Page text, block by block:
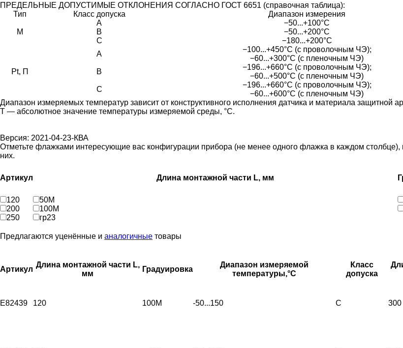
ПРЕДЕЛЬНЫЕ ДОПУСТИМЫЕ ОТКЛОНЕНИЯ СОГЛАСНО ГОСТ 6651 (справочная таблица):
Тип
Класс допуска Диапазон измерения
M
A −50...+100°С
B
−50...+200°С
C
−180...+200°С
Pt, П
A
−100...+450°C (с проволочным ЧЭ);
−60...+300°C (с пленочным ЧЭ)
B
−196...+660°C (с проволочным ЧЭ);
−60...+500°C (с пленочным ЧЭ)
C
−196...+660°C (с проволочным ЧЭ);
−60...+600°C (с пленочным ЧЭ)
Диапазон измеряемых температур зависит от конструктивного исполнения датчика и материала защитной
Т — абсолютное значение температуры измеряемой среды, °С.
Версия: 2021-04-23-КВА
Отметьте флажками интересующие вас конфигурации прибора (не менее одного флажка в каждом столбце),
них.
Артикул Длина монтажной части L, мм
120
200
250
50М
100М
гр23
Предлагаются уценённые и аналогичные товары
Артикул
Длина монтажной части L,
мм
Градуировка
Диапазон измеряемой
температуры,°С
Класс
допуска
E82439 120 100М -50...150 C 300